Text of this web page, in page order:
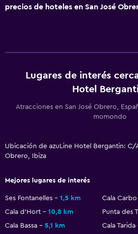
Áreas designadas para fumadores
General
Piso de mosaico/mármol
Baño
Tina de baño
Secador de pelo
precios de hoteles en San José
Lugares de interés
Hotel
Atracciones en San José Obrero,
momondo
Ubicación de azuLine Hotel Bergantin: C/
Obrero, Ibiza
Mejores lugares de interés
Ses Fontanelles 1,5 km Cala Carbo
Cala d'Hort
10,8 km Punta des
Cala Bassa
5,1 km Cala Tarida